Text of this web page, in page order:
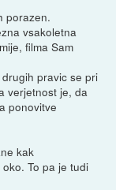
porazen.
vsakoletna
filma Sam
pravic se pri
verjetnost je, da
ponovitve
kak
To pa je tudi